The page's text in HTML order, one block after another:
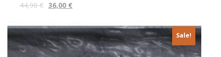
44,90€ 36,00 €
Sale!